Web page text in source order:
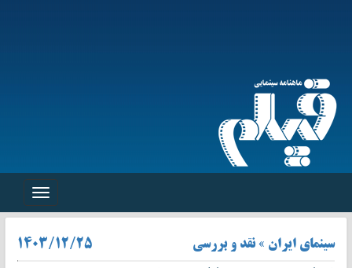
Toggle
سینمای ایران » نقد و بررسی ۱۴۰۳/۱۲/۲۵